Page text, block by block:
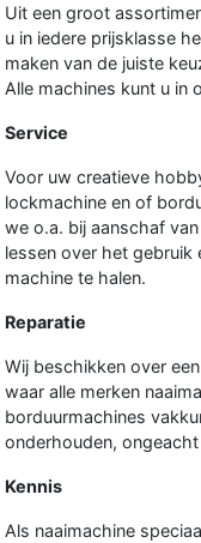
Uit een groot
u in iedere prijsklasse
maken van de juiste
Alle machines kunt u in
Service
Voor uw creatieve
lockmachine en of
we o.a. bij aanschaf
lessen over het gebruik
machine te halen.
Reparatie
Wij beschikken over
waar alle merken
borduurmachines
onderhouden,
Kennis
Als naaimachine